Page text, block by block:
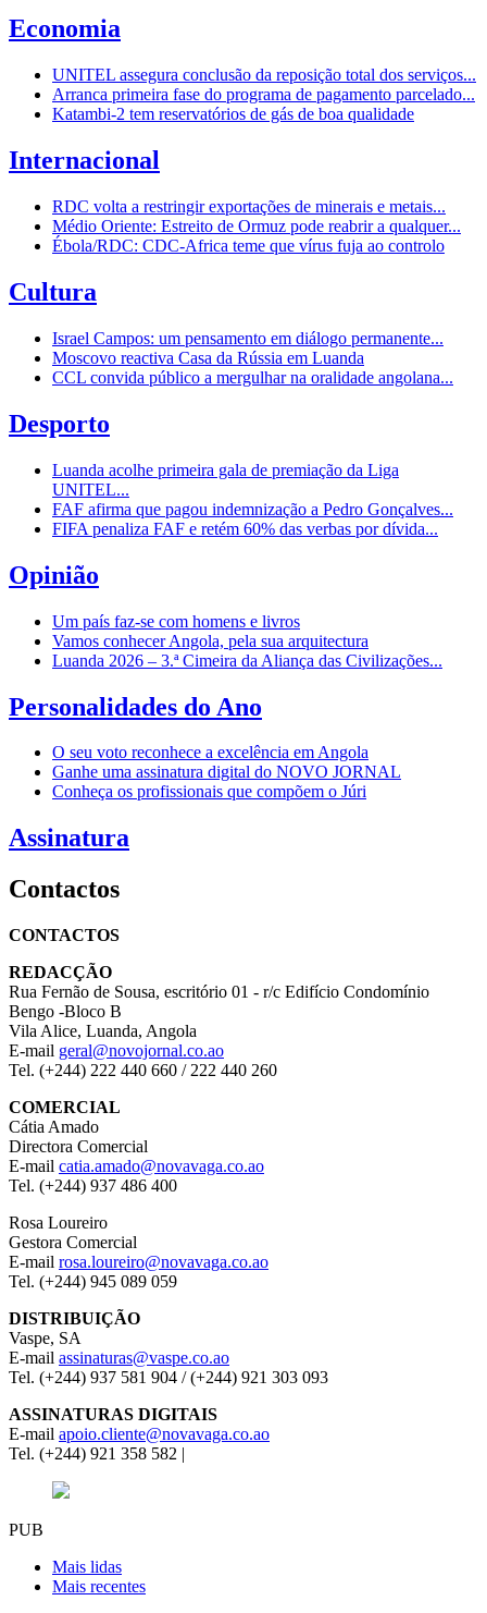
Economia
UNITEL assegura conclusão da reposição total dos serviços...
Arranca primeira fase do programa de pagamento parcelado...
Katambi-2 tem reservatórios de gás de boa qualidade
Internacional
RDC volta a restringir exportações de minerais e metais...
Médio Oriente: Estreito de Ormuz pode reabrir a qualquer...
Ébola/RDC: CDC-Africa teme que vírus fuja ao controlo
Cultura
Israel Campos: um pensamento em diálogo permanente...
Moscovo reactiva Casa da Rússia em Luanda
CCL convida público a mergulhar na oralidade angolana...
Desporto
Luanda acolhe primeira gala de premiação da Liga
UNITEL...
FAF afirma que pagou indemnização a Pedro Gonçalves...
FIFA penaliza FAF e retém 60% das verbas por dívida...
Opinião
Um país faz-se com homens e livros
Vamos conhecer Angola, pela sua arquitectura
Luanda 2026 – 3.ª Cimeira da Aliança das Civilizações...
Personalidades do Ano
O seu voto reconhece a excelência em Angola
Ganhe uma assinatura digital do NOVO JORNAL
Conheça os profissionais que compõem o Júri
Assinatura
Contactos
CONTACTOS
REDACÇÃO
Rua Fernão de Sousa, escritório 01 - r/c Edifício Condomínio
Bengo -Bloco B
Vila Alice, Luanda, Angola
E-mail geral@novojornal.co.ao
Tel. (+244) 222 440 660 / 222 440 260
COMERCIAL
Cátia Amado
Directora Comercial
E-mail catia.amado@novavaga.co.ao
Tel. (+244) 937 486 400
Rosa Loureiro
Gestora Comercial
E-mail rosa.loureiro@novavaga.co.ao
Tel. (+244) 945 089 059
DISTRIBUIÇÃO
Vaspe, SA
E-mail assinaturas@vaspe.co.ao
Tel. (+244) 937 581 904 / (+244) 921 303 093
ASSINATURAS DIGITAIS
E-mail apoio.cliente@novavaga.co.ao
Tel. (+244) 921 358 582 |
PUB
Mais lidas
Mais recentes